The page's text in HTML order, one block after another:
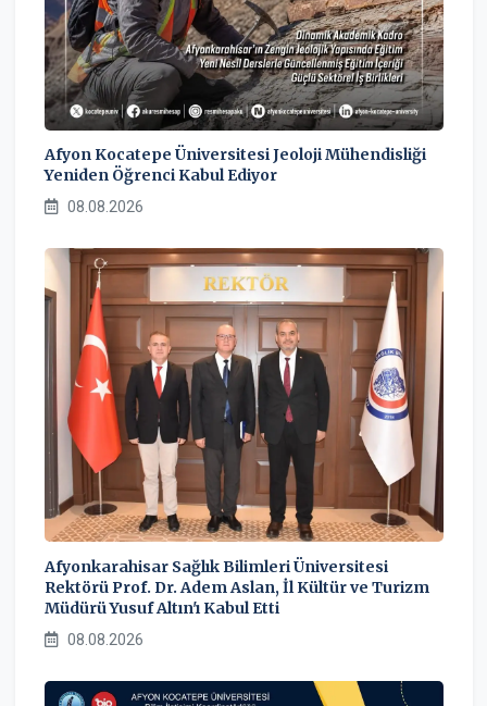
Afyon Kocatepe Üniversitesi Jeoloji Mühendisliği
Yeniden Öğrenci Kabul Ediyor
08.08.2026
Afyonkarahisar Sağlık Bilimleri Üniversitesi
Rektörü Prof. Dr. Adem Aslan, İl Kültür ve Turizm
Müdürü Yusuf Altın'ı Kabul Etti
08.08.2026